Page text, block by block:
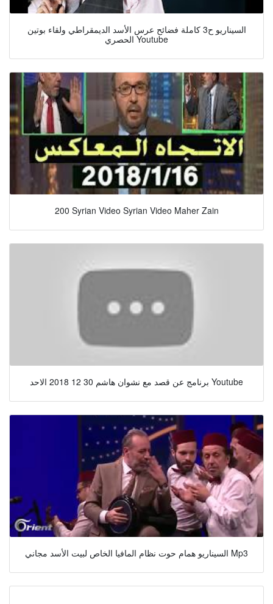
السيناريو ح3 كاملة فضائح عرس الأسد الديمقراطي ولقاء بوتين
الحصري Youtube
200 Syrian Video Syrian Video Maher Zain
برنامج عن قصد مع نشوان هاشم 30 12 2018 الاحد Youtube
السيناريو همام حوت نظام المافيا الخاص لبيت الأسد مجاني Mp3